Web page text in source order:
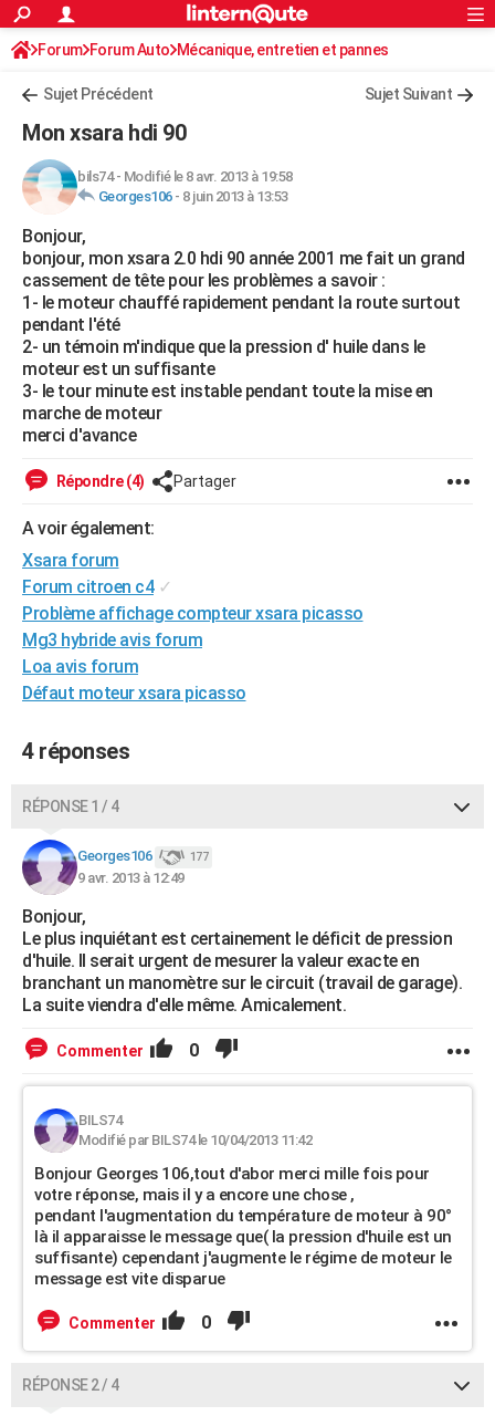
ACTUALITÉS
Politique
Société
Faits Divers
Education
Monde
Villes
+
FINANCE
Retraite
Impôts
Epargne
Immobilier
Risques naturels par ville
Banque
Assurance
Crédit
AUTO
Essais
Réserver un essai
Citadines
Berlines
SUV
Forum auto
+HIGH-TECH
Mobiles
Meilleur smartphone
Internet
Ordinateurs
Jeux vidéo
Guide high-tech
+BRICOLAGE
Forum
Aménagement intérieur
Extérieur
Cuisine
Salle de bains
Jardinage
Rangement
WEEK-END
Guides de France
Escapades
Patrimoine
Expositions
Musées
Week-end nature
+LIFESTYLE
Art de vivre
Bien-être
Loisirs
Modes de vie
SANTE
Alimentation
Guide de la santé
Maladies
Médicaments
Sommeil
VOYAGE
Destinations
City break
Voyage nature
Voyage de noces
Forum
Climat
PHOTO
GUIDES D'ACHAT
BONS PLANS
CARTE DE VOEUX
Carte de Noël
Carte Bonne année
Carte Saint-Valentin
Carte Pâques
Carte d'anniversaire
DICTIONNAIRE
Dictionnaire
Biographies
Citations
Expressions
Proverbes
PROGRAMME TV
AVIS DE DÉCÈS
FORUM
Bricolage
Lifestyle
Culture
Sport
Auto
Television
Voyage
Cinema
Rechercher
S'inscrire
Connexion
Forum Forum Auto Mécanique, entretien et pannes
Sujet Précédent Sujet Suivant
Mon xsara hdi 90
bils74- Modifié le 8 avr. 2013 à 19:58
Georges106- 8 juin 2013 à 13:53
Bonjour,
bonjour, mon xsara 2.0 hdi 90 année 2001 me fait un grand
cassement de tête pour les problèmes a savoir :
1- le moteur chauffé rapidement pendant la route surtout
pendant l'été
2- un témoin m'indique que la pression d' huile dans le
moteur est un suffisante
3- le tour minute est instable pendant toute la mise en
marche de moteur
merci d'avance
Répondre (4) Partager
A voir également:
Xsara forum
Forum citroen c4 ✓
Problème affichage compteur xsara picasso
Mg3 hybride avis forum
Loa avis forum
Défaut moteur xsara picasso
4 réponses
RÉPONSE 1 / 4
Georges106 177
9 avr. 2013 à 12:49
Bonjour,
Le plus inquiétant est certainement le déficit de pression
d'huile. Il serait urgent de mesurer la valeur exacte en
branchant un manomètre sur le circuit (travail de garage).
La suite viendra d'elle même. Amicalement.
Commenter 0
BILS74
Modifié par BILS74 le 10/04/2013 11:42
Bonjour Georges 106,tout d'abor merci mille fois pour
votre réponse, mais il y a encore une chose ,
pendant l'augmentation du température de moteur à 90°
là il apparaisse le message que( la pression d'huile est un
suffisante) cependant j'augmente le régime de moteur le
message est vite disparue
Commenter 0
RÉPONSE 2 / 4